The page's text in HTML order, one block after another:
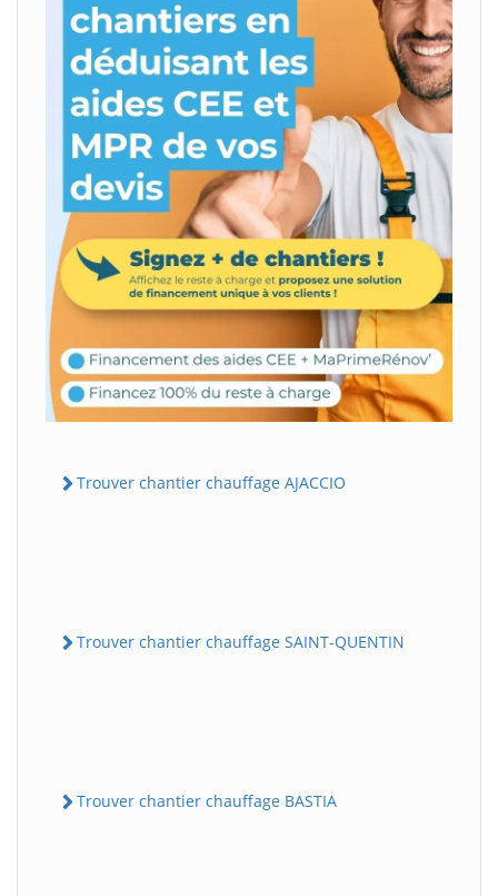
Trouver chantier chauffage AJACCIO
Trouver chantier chauffage SAINT-QUENTIN
Trouver chantier chauffage BASTIA